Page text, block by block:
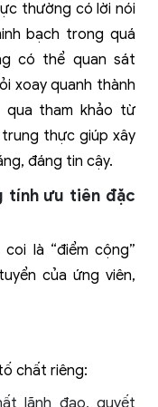
thường có lời nói
bạch trong quá
có thể quan sát
xoay quanh thành
qua tham khảo từ
thực giúp xây
đáng tin cậy.
tính ưu tiên đặc
là “điểm cộng”
của ứng viên,
chất riêng:
lãnh đạo, quyết